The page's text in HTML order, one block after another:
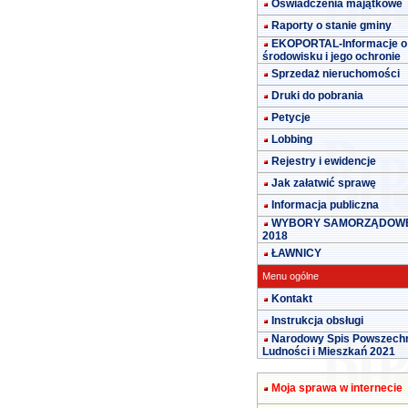
Oświadczenia majątkowe
Raporty o stanie gminy
EKOPORTAL-Informacje o
środowisku i jego ochronie
Sprzedaż nieruchomości
Druki do pobrania
Petycje
Lobbing
Rejestry i ewidencje
Jak załatwić sprawę
Informacja publiczna
WYBORY
2018
ŁAWNICY
Menu ogólne
Kontakt
Instrukcja obsługi
Narodowy Spis
Ludności i Mieszkań 2021
Moja sprawa w internecie